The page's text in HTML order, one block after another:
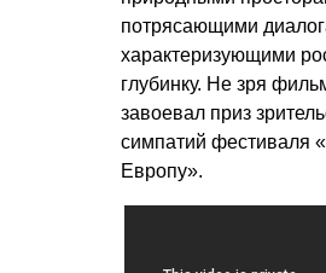
потрясающими
характеризующими
глубинку. Не зря
завоевал приз
симпатий фестиваля
Европу».